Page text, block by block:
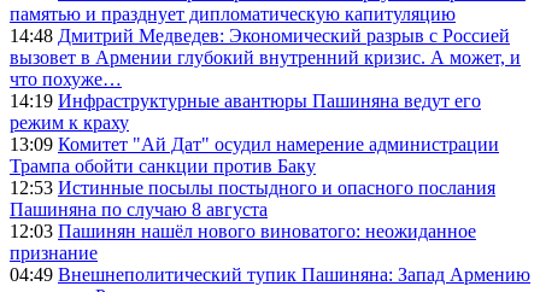
памятью и празднует дипломатическую капитуляцию
14:48 Дмитрий Медведев: Экономический разрыв с Россией
вызовет в Армении глубокий внутренний кризис. А может, и
что похуже…
14:19 Инфраструктурные авантюры Пашиняна ведут его
режим к краху
13:09 Комитет "Ай Дат" осудил намерение администрации
Трампа обойти санкции против Баку
12:53 Истинные посылы постыдного и опасного послания
Пашиняна по случаю 8 августа
12:03 Пашинян нашёл нового виноватого: неожиданное
признание
04:49 Внешнеполитический тупик Пашиняна: Запад Армению